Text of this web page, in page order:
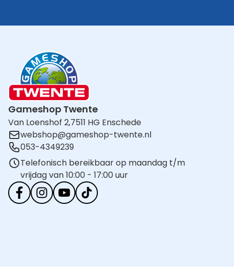
Gameshop Twente
Van Loenshof 2,7511 HG Enschede
webshop@gameshop-twente.nl
053-4349239
Telefonisch bereikbaar op maandag t/m
vrijdag van 10:00 - 17:00 uur